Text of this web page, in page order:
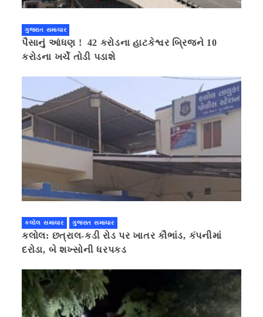
ગુજરાત સમાચાર
પૈસાનું આંધણ ! 42 કરોડના હાટકેશ્વર બ્રિજને 10
કરોડના ખર્ચે તોડી પડાશે
કલોલ સમાચાર ગુજરાત સમાચાર
કલોલ: છત્રાલ-કડી રોડ પર ખાતર કૌભાંડ, કંપનીમાં
દરોડા, બે શખ્સોની ધરપકડ